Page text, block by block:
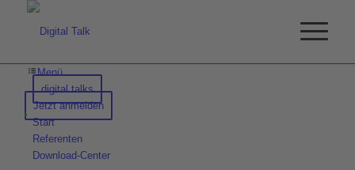
Menü
digital talks
Jetzt anmelden
Start
Referenten
Download-Center